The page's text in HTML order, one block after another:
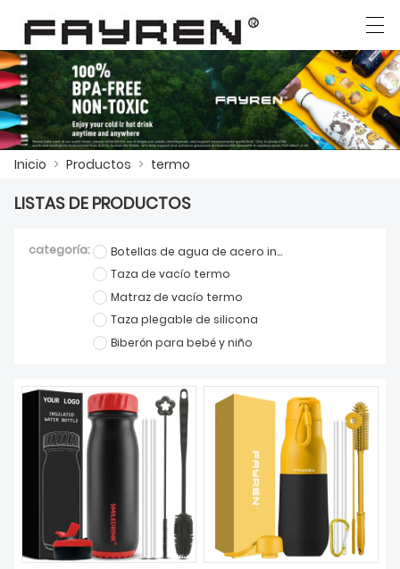
NOTICIAS
SOBRE NOSOTROS
العربية Deutsch Ελληνική γλώσσα English
Inicio > Productos > termo
LISTAS DE PRODUCTOS
categoría:
Botellas de agua de acero inoxidable
Taza de vacío termo
Matraz de vacío termo
Taza plegable de silicona
Biberón para bebé y niño